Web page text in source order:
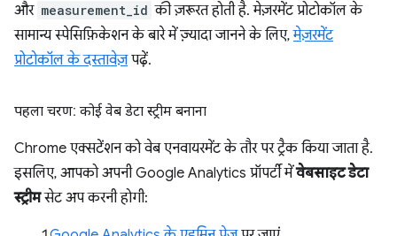
और measurement_id की ज़रूरत होती है. मेज़रमेंट प्रोटोकॉल के
सामान्य स्पेसिफ़िकेशन के बारे में ज़्यादा जानने के लिए,मेज़रमेंट
प्रोटोकॉल के दस्तावेज़पढ़ें.
पहला चरण: कोई वेब डेटा स्ट्रीम बनाना
Chrome एक्सटेंशन को वेब एनवायरमेंट के तौर पर ट्रैक किया जाता है.
इसलिए, आपको अपनी Google Analytics प्रॉपर्टी मेंवेबसाइट डेटा
स्ट्रीमसेट अप करनी होगी: